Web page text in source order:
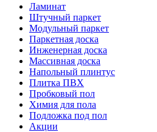
Ламинат
Штучный паркет
Модульный паркет
Паркетная доска
Инженерная доска
Массивная доска
Напольный плинтус
Плитка ПВХ
Пробковый пол
Химия для пола
Подложка под пол
Акции